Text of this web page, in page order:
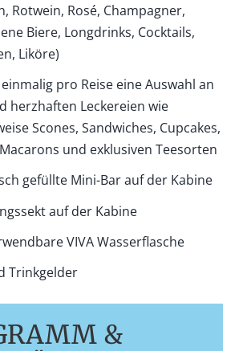
Rotwein, Rosé, Champagner,
Biere, Longdrinks, Cocktails,
Liköre)
pro Reise eine Auswahl an
herzhaften Leckereien wie
Scones, Sandwiches, Cupcakes,
und exklusiven Teesorten
gefüllte Mini-Bar auf der Kabine
auf der Kabine
VIVA Wasserflasche
Trinkgelder
&